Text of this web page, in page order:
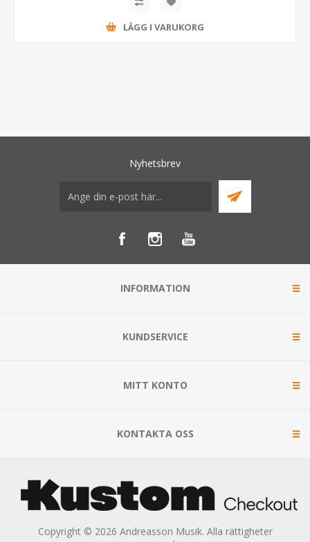
LÄGG I VARUKORG
Nyhetsbrev
INFORMATION
KUNDSERVICE
MITT KONTO
KONTAKTA OSS
Copyright © 2026 Andreasson Musik. Alla rättigheter